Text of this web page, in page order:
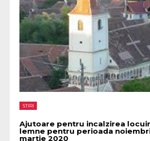
STIRI
Ajutoare pentru incalzirea
lemne pentru perioada
martie 2020